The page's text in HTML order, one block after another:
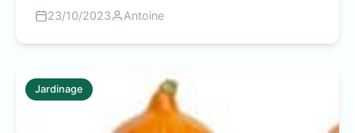
23/10/2023 Antoine
Jardinage